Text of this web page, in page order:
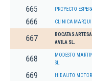
665 PROYECTO
666 CLINICA
667
BOCATAS
AVILA SL.
668
MODESTO
SL.
669 HIDAUTO MOTOR